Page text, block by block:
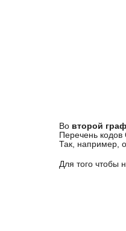
Во второй
Перечень кодов
Так, например,
Для того чтобы